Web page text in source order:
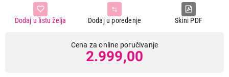
Skini PDF
Dodaj u poređenje
Dodaj u listu želja
Cena za online poručivanje
2.999,00